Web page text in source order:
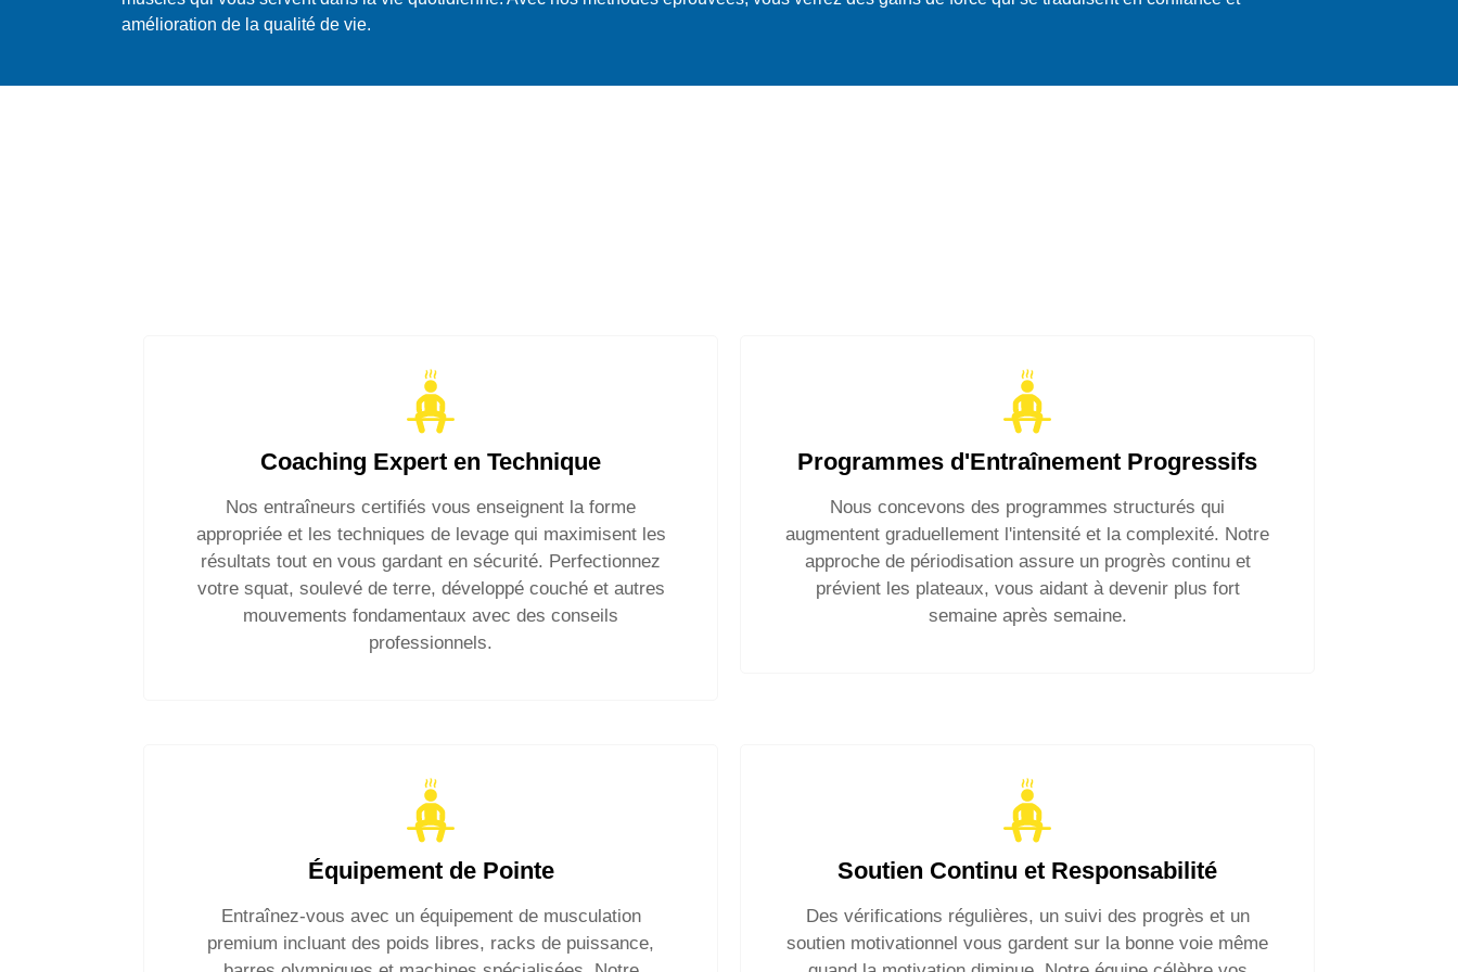
amélioration de la qualité de vie.
Coaching Expert en Technique
Nos entraîneurs certifiés vous enseignent la forme
appropriée et les techniques de levage qui maximisent les
résultats tout en vous gardant en sécurité. Perfectionnez
votre squat, soulevé de terre, développé couché et autres
mouvements fondamentaux avec des conseils
professionnels.
Programmes d'Entraînement Progressifs
Nous concevons des programmes structurés qui
augmentent graduellement l'intensité et la complexité. Notre
approche de périodisation assure un progrès continu et
prévient les plateaux, vous aidant à devenir plus fort
semaine après semaine.
Équipement de Pointe
Entraînez-vous avec un équipement de musculation
premium incluant des poids libres, racks de puissance,
Soutien Continu et Responsabilité
Des vérifications régulières, un suivi des progrès et un
soutien motivationnel vous gardent sur la bonne voie même